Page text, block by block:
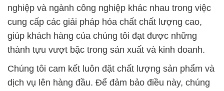
nghiệp và ngành công nghiệp khác nhau trong việc
cung cấp các giải pháp hóa chất chất lượng cao,
giúp khách hàng của chúng tôi đạt được những
thành tựu vượt bậc trong sản xuất và kinh doanh.
Chúng tôi cam kết luôn đặt chất lượng sản phẩm và
dịch vụ lên hàng đầu. Để đảm bảo điều này, chúng